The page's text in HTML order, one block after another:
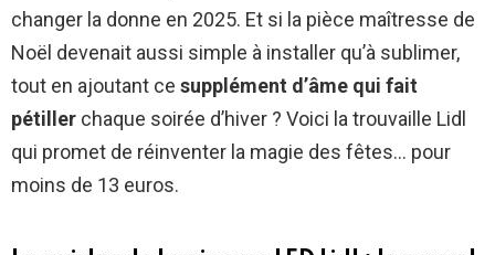
changer la donne en 2025. Et si la pièce maîtresse de
Noël devenait aussi simple à installer qu’à sublimer,
tout en ajoutant ce supplément d’âme qui fait
pétiller chaque soirée d’hiver ? Voici la trouvaille Lidl
qui promet de réinventer la magie des fêtes… pour
moins de 13 euros.